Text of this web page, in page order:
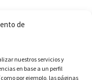
de
nuestros servicios y
en base a un perfil
por ejemplo, las páginas